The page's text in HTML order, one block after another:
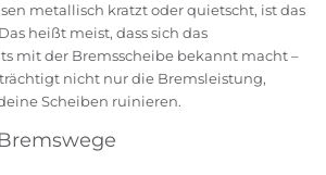
metallisch kratzt oder quietscht, ist das
heißt meist, dass sich das
mit der Bremsscheibe bekannt macht –
nicht nur die Bremsleistung,
Scheiben ruinieren.